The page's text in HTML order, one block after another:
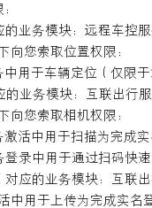
业务模块：远程车控服
向您索取位置权限：
用于车辆定位（仅限
的业务模块：互联出行
向您索取相机权限：
活中用于扫描为完成
录中用于通过扫码快速
应的业务模块：互联出
中用于上传为完成实名